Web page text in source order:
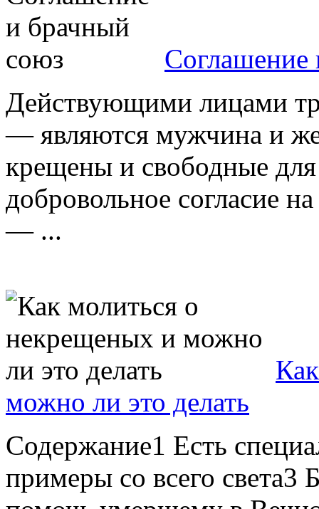
Соглашение
Действующими лицами
— являются мужчина и
крещены и свободные
добровольное согласие
— ...
можно ли это делать
Содержание1 Есть
примеры со всего света3